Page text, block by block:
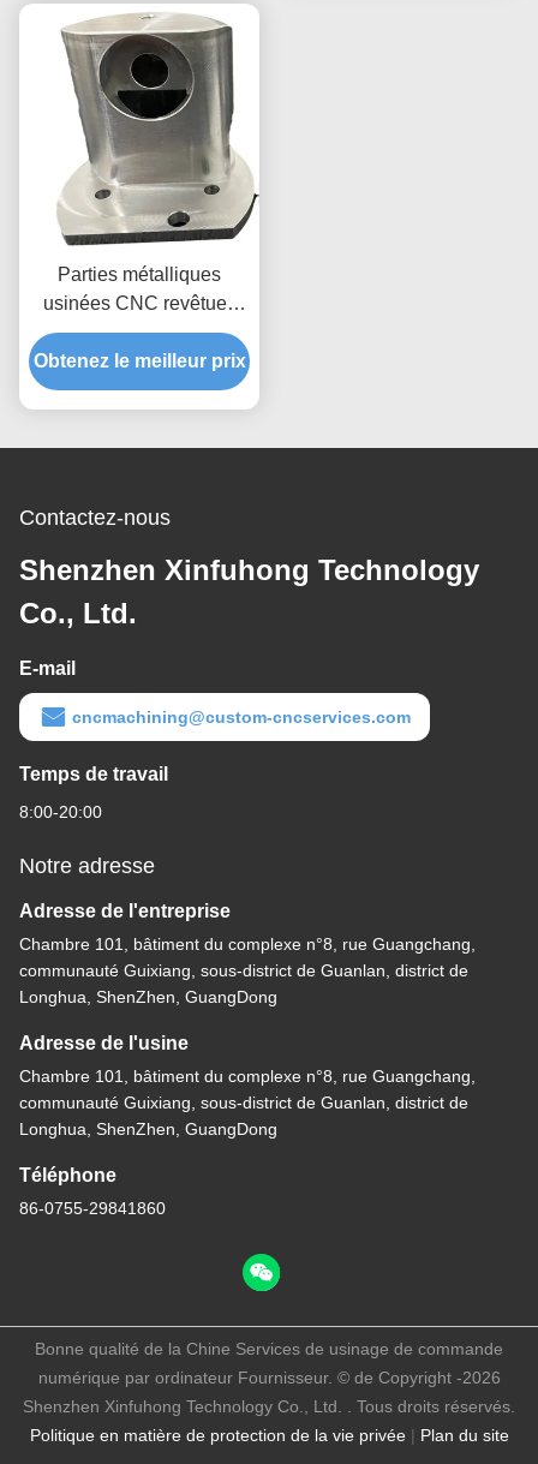
Finition de surface
Parties métalliques
usinées CNC revêtues
d'un revêtement de
puissance
Obtenez le meilleur prix
Contactez-nous
Shenzhen Xinfuhong Technology
Co., Ltd.
E-mail
cncmachining@custom-cncservices.com
Temps de travail
8:00-20:00
Notre adresse
Adresse de l'entreprise
Chambre 101, bâtiment du complexe n°8, rue Guangchang,
communauté Guixiang, sous-district de Guanlan, district de
Longhua, ShenZhen, GuangDong
Adresse de l'usine
Chambre 101, bâtiment du complexe n°8, rue Guangchang,
communauté Guixiang, sous-district de Guanlan, district de
Longhua, ShenZhen, GuangDong
Téléphone
86-0755-29841860
Politique en matière de protection de la vie privée| Plan du site
Bonne qualité de la Chine Services de usinage de commande
numérique par ordinateur Fournisseur. © de Copyright -2026
Shenzhen Xinfuhong Technology Co., Ltd. . Tous droits réservés.